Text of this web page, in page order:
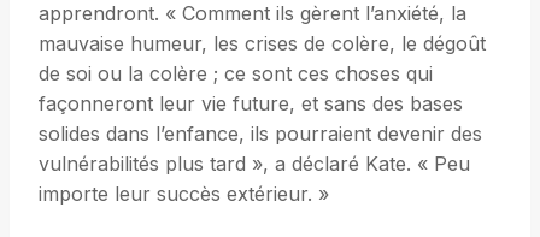
apprendront. « Comment ils gèrent l’anxiété, la
mauvaise humeur, les crises de colère, le dégoût
de soi ou la colère ; ce sont ces choses qui
façonneront leur vie future, et sans des bases
solides dans l’enfance, ils pourraient devenir des
vulnérabilités plus tard », a déclaré Kate. « Peu
importe leur succès extérieur. »